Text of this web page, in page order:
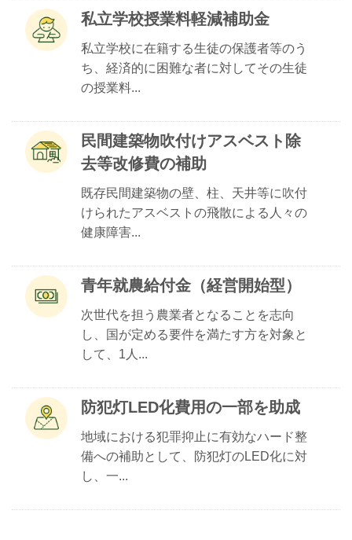
私立学校授業料軽減補助金
私立学校に在籍する生徒の保護者等のう
ち、経済的に困難な者に対してその生徒
の授業料...
民間建築物吹付けアスベスト除
去等改修費の補助
既存民間建築物の壁、柱、天井等に吹付
けられたアスベストの飛散による人々の
健康障害...
青年就農給付金（経営開始型）
次世代を担う農業者となることを志向
し、国が定める要件を満たす方を対象と
して、1人...
防犯灯LED化費用の一部を助成
地域における犯罪抑止に有効なハード整
備への補助として、防犯灯のLED化に対
し、一...